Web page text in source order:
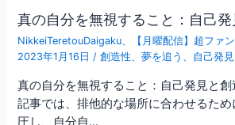
真の自分を無視すること：自己
NikkeiTeretouDaigaku、 【月曜配信】超ファ
2023年1月16日 /創造性、夢を追う 、 自己発見
真の自分を無視すること：自己発見と
記事では、排他的な場所に合わせるた
圧し、自分自…